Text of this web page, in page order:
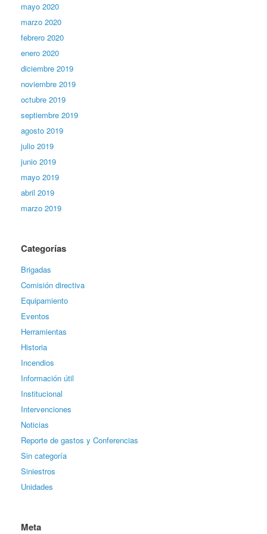
mayo 2020
marzo 2020
febrero 2020
enero 2020
diciembre 2019
noviembre 2019
octubre 2019
septiembre 2019
agosto 2019
julio 2019
junio 2019
mayo 2019
abril 2019
marzo 2019
Categorías
Brigadas
Comisión directiva
Equipamiento
Eventos
Herramientas
Historia
Incendios
Información útil
Institucional
Intervenciones
Noticias
Reporte de gastos y Conferencias
Sin categoría
Siniestros
Unidades
Meta